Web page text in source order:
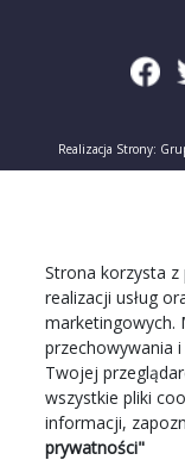
Strona korzysta
realizacji usług
marketingowych.
przechowywania
Twojej
wszystkie pliki
informacji,
prywatności"
Realizacja Strony: